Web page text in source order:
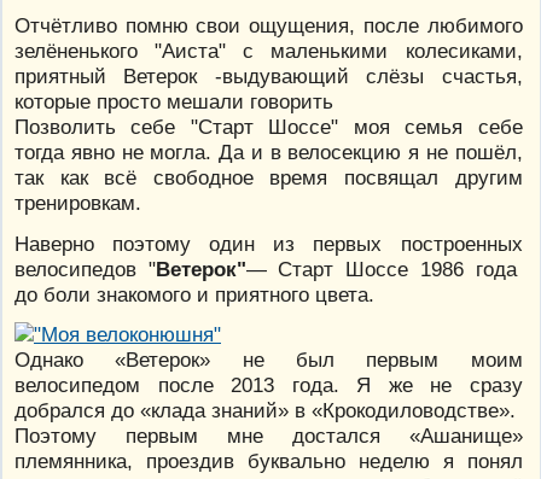
Отчётливо помню свои ощущения, после любимого
зелёненького "Аиста" с маленькими колесиками,
приятный Ветерок -выдувающий слёзы счастья,
которые просто мешали говорить
Позволить себе "Старт Шоссе" моя семья себе
тогда явно не могла. Да и в велосекцию я не пошёл,
так как всё свободное время посвящал другим
тренировкам.
Наверно поэтому один из первых построенных
велосипедов "Ветерок"— Старт Шоссе 1986 года
до боли знакомого и приятного цвета.
Однако «Ветерок» не был первым моим
велосипедом после 2013 года. Я же не сразу
добрался до «клада знаний» в «Крокодиловодстве».
Поэтому первым мне достался «Ашанище»
племянника, проездив буквально неделю я понял